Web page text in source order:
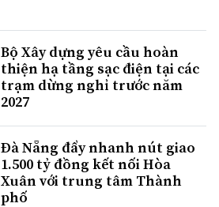
Bộ Xây dựng yêu cầu hoàn
thiện hạ tầng sạc điện tại các
trạm dừng nghỉ trước năm
2027
Đà Nẵng đẩy nhanh nút giao
1.500 tỷ đồng kết nối Hòa
Xuân với trung tâm Thành
phố